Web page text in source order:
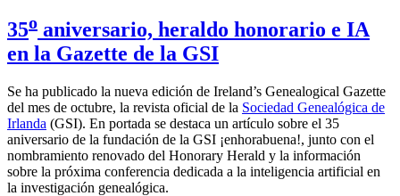
35o aniversario, heraldo honorario e IA
en la Gazette de la GSI
Se ha publicado la nueva edición de Ireland’s Genealogical Gazette
del mes de octubre, la revista oficial de la Sociedad Genealógica de
Irlanda (GSI). En portada se destaca un artículo sobre el 35
aniversario de la fundación de la GSI ¡enhorabuena!, junto con el
nombramiento renovado del Honorary Herald y la información
sobre la próxima conferencia dedicada a la inteligencia artificial en
la investigación genealógica.